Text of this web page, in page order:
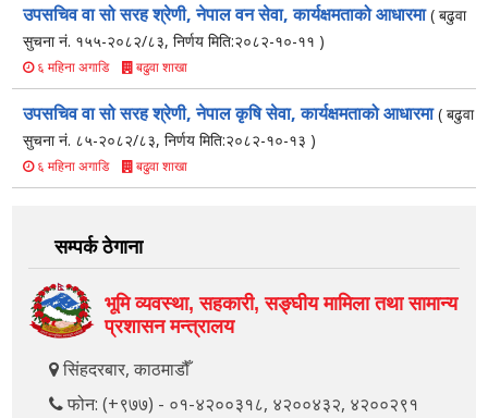
उपसचिव वा सो सरह श्रेणी, नेपाल वन सेवा, कार्यक्षमताको आधारमा( बढुवा
सुचना नं. १५५-२०८२/८३, निर्णय मिति:२०८२-१०-११ )
६ महिना अगाडि बढुवा शाखा
उपसचिव वा सो सरह श्रेणी, नेपाल कृषि सेवा, कार्यक्षमताको आधारमा( बढुवा
सुचना नं. ८५-२०८२/८३, निर्णय मिति:२०८२-१०-१३ )
६ महिना अगाडि बढुवा शाखा
सम्पर्क ठेगाना
भूमि व्यवस्था, सहकारी, सङ्‍घीय मामिला तथा सामान्य
प्रशासन मन्त्रालय
सिंहदरबार, काठमाडौँ
फोन: (+९७७) - ०१-४२००३१८, ४२००४३२, ४२००२९१